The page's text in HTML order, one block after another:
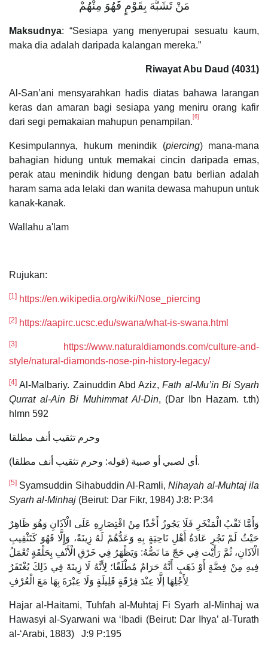
مَنْ تَشَبَّهَ بِقَوْمٍ فَهُوَ مِنْهُمْ
Maksudnya: “Sesiapa yang menyerupai sesuatu kaum,
maka dia adalah daripada kalangan mereka.”
Riwayat Abu Daud (4031)
Al-San’ani mensyarahkan hadis diatas bahawa larangan
keras dan amaran bagi sesiapa yang meniru orang kafir
dari segi pemakaian mahupun penampilan. [6]
Kesimpulannya, hukum menindik (piercing) mana-mana
bahagian hidung untuk memakai cincin daripada emas,
perak atau menindik hidung dengan batu berlian adalah
haram sama ada lelaki dan wanita dewasa mahupun untuk
kanak-kanak.
Wallahu a'lam
Rujukan:
[1] https://en.wikipedia.org/wiki/Nose_piercing
[2] https://aapirc.ucsc.edu/swana/what-is-swana.html
[3]
https://www.naturaldiamonds.com/culture-and-
style/natural-diamonds-nose-pin-history-legacy/
[4] Al-Malbariy. Zainuddin Abd Aziz,Fath al-Mu’in Bi Syarh
Qurrat al-Ain Bi Muhimmat Al-Din, (Dar Ibn Hazam. t.th)
hlmn 592
وحرم تثقيب أنف مطلقا
(قوله: وحرم تثقيب أنف مطلقا) أي لصبي أو صبية.
[5] Syamsuddin Sihabuddin Al-Ramli,Nihayah al-Muhtaj ila
Syarh al-Minhaj (Beirut: Dar Fikr, 1984) J:8: P:34
وَأَمَّا ثَقْبُ الْمَنْخَرِ فَلَا يَجُوزُ أَخْذًا مِنْ اقْتِصَارِهِ عَلَى الْآذَانِ وَهُوَ ظَاهِرٌ
حَيْثُ لَمْ تَجْرِ عَادَةُ أَهْلِ نَاحِيَةٍ بِهِ وَعَدُّهُمْ لَهُ زِينَةً، وَإِلَّا فَهُوَ كَتَثْقِيبِ
الْآذَانِ، ثُمَّ رَأَيْت فِي حَجّ مَا نَصُّهُ: وَيَظْهَرُ فِي خَرْقِ الْأَنْفِ بِحَلْقَةٍ تُعْمَلُ
فِيهِ مِنْ فِضَّةٍ أَوْ ذَهَبٍ أَنَّهُ حَرَامٌ مُطْلَقًا؛ لِأَنَّهُ لَا زِينَةَ فِي ذَلِكَ يُغْتَفَرُ
لِأَجْلِهَا إلَّا عِنْدَ فِرْقَةٍ قَلِيلَةٍ وَلَا عِبْرَةَ بِهَا مَعَ الْعُرْفِ
Hajar al-Haitami, Tuhfah al-Muhtaj Fi Syarh al-Minhaj wa
Hawasyi al-Syarwani wa ‘Ibadi (Beirut: Dar Ihya’ al-Turath
al-‘Arabi, 1883) J:9 P:195